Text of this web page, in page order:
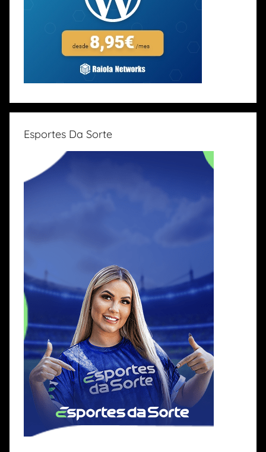
Esportes Da Sorte